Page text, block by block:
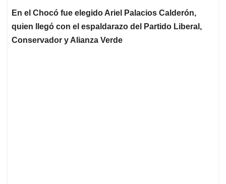
En el Chocó fue elegido Ariel Palacios Calderón,
quien llegó con el espaldarazo del Partido Liberal,
Conservador y Alianza Verde